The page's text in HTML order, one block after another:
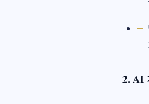
2. AI